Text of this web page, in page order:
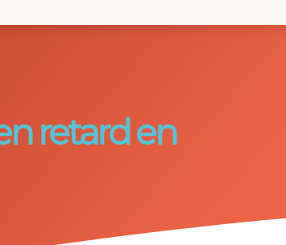
retard en